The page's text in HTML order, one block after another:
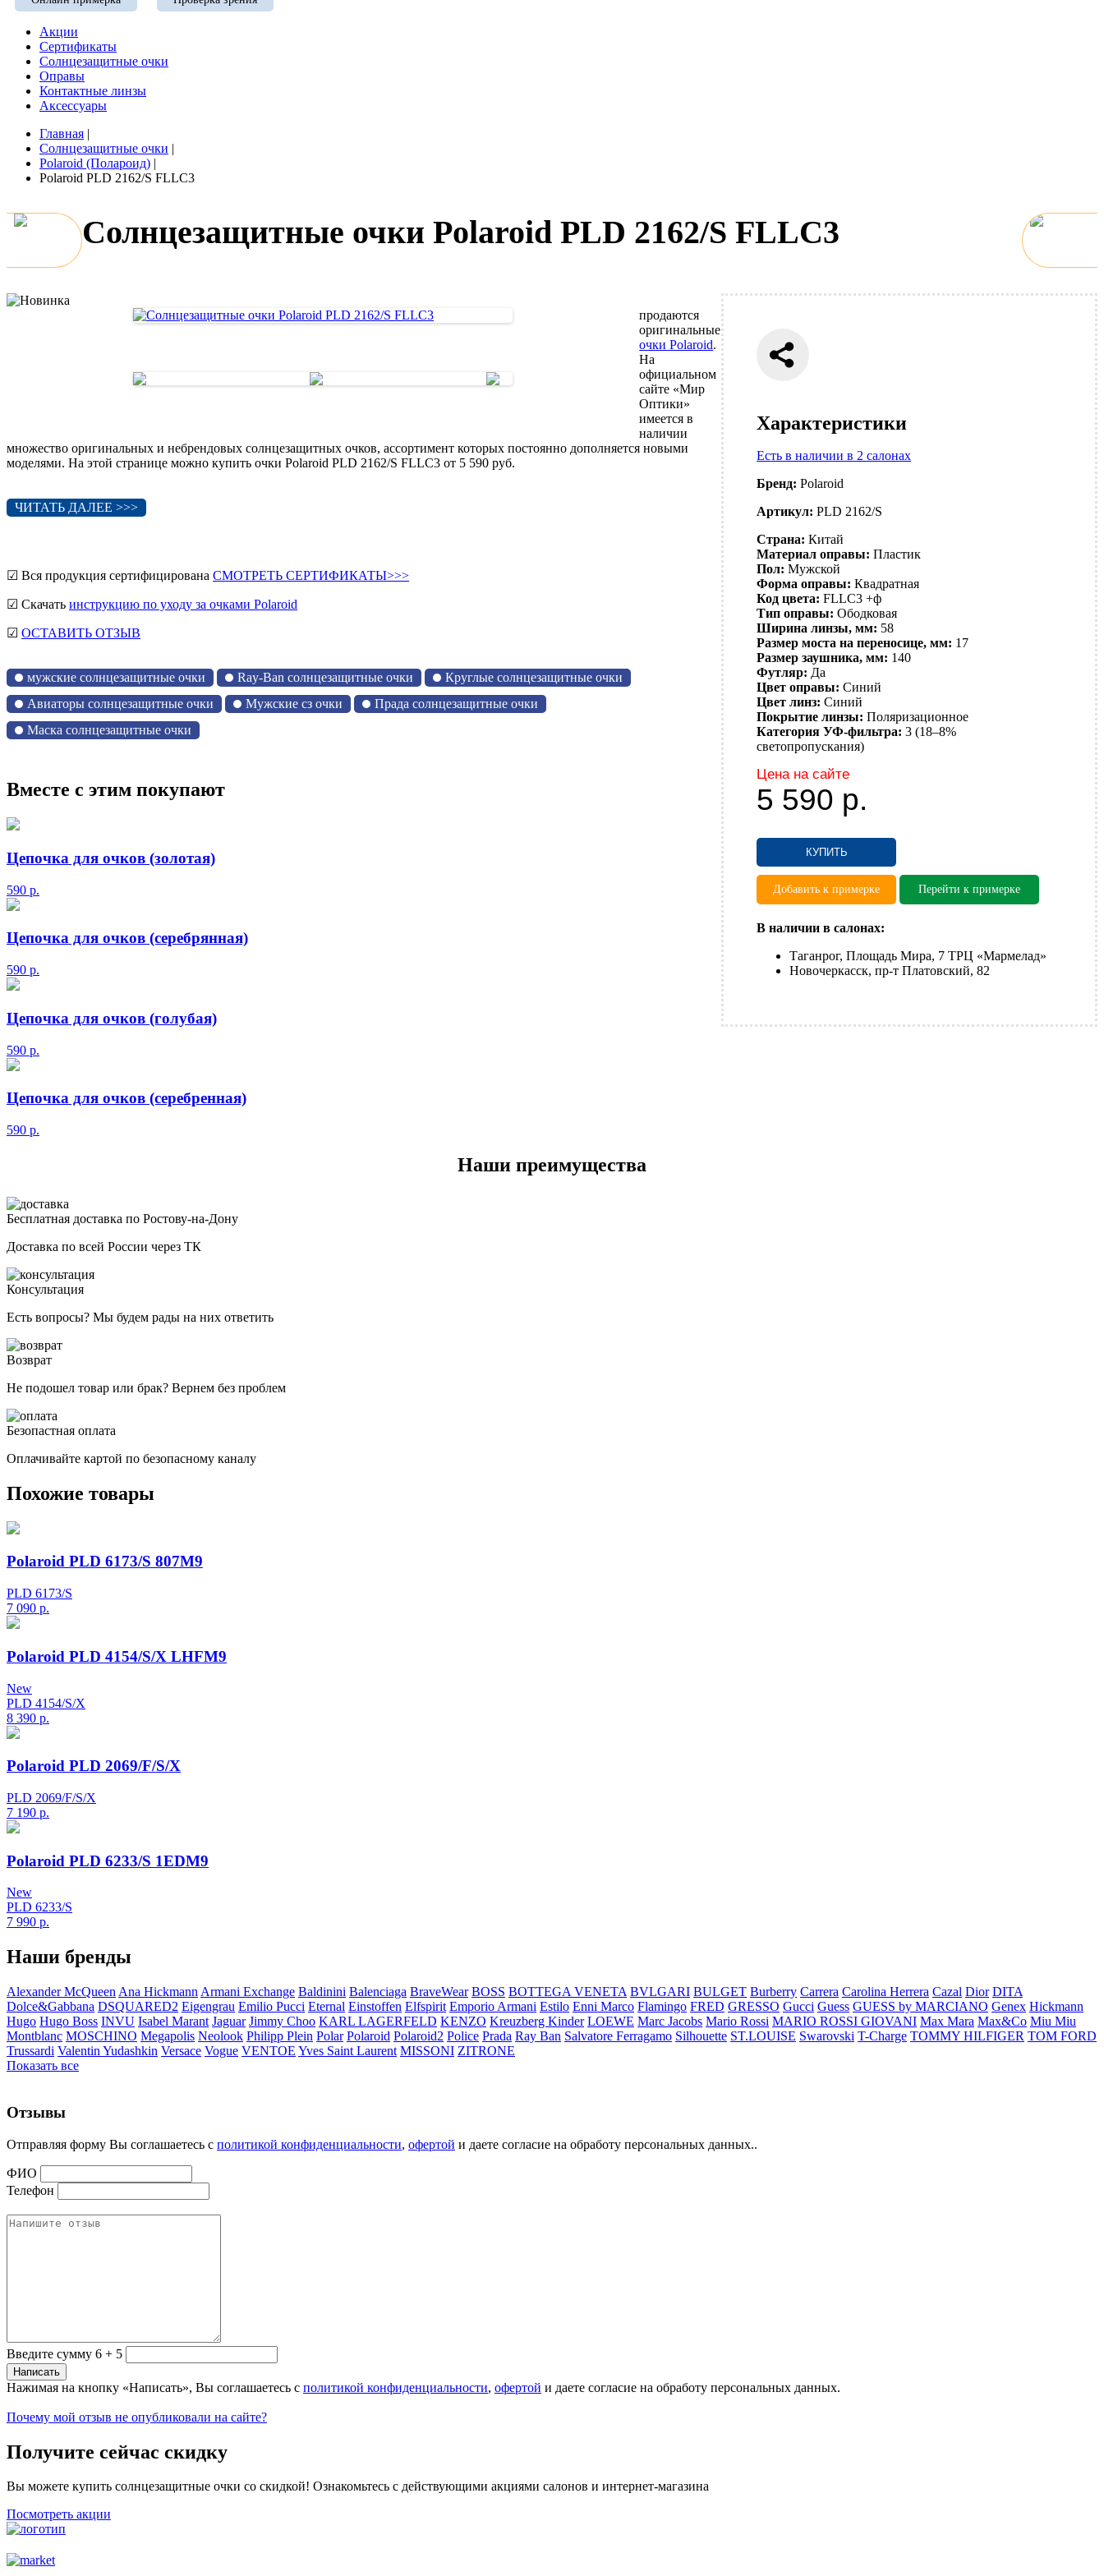
Акции
Сертификаты
Солнцезащитные очки
Оправы
Контактные линзы
Аксессуары
Главная |
Солнцезащитные очки |
Polaroid (Полароид) |
Polaroid PLD 2162/S FLLC3
Солнцезащитные очки Polaroid PLD 2162/S FLLC3
Характеристики
Есть в наличии в 2 салонах
Бренд:Polaroid
Артикул: PLD 2162/S
Страна: Китай
Материал оправы: Пластик
Пол: Мужской
Форма оправы: Квадратная
Код цвета: FLLC3 +ф
Тип оправы: Ободковая
Ширина линзы, мм: 58
Размер моста на переносице, мм: 17
Размер заушника, мм: 140
Футляр: Да
Цвет оправы: Синий
Цвет линз: Синий
Покрытие линзы: Поляризационное
Категория УФ-фильтра: 3 (18–8%
светопропускания)
Цена на сайте
5 590 р.
КУПИТЬ
Добавить к примерке Перейти к примерке
В наличии в салонах:
Таганрог, Площадь Мира, 7 ТРЦ «Мармелад»
Новочеркасск, пр-т Платовский, 82
продаются
оригинальные
очки Polaroid.
На
официальном
сайте «Мир
Оптики»
имеется в
наличии
множество оригинальных и небрендовых солнцезащитных очков, ассортимент которых постоянно дополняется новыми
моделями. На этой странице можно купить очки Polaroid PLD 2162/S FLLC3 от 5 590 руб.
ЧИТАТЬ ДАЛЕЕ >>>
☑ Вся продукция сертифицирована СМОТРЕТЬ СЕРТИФИКАТЫ>>>
☑ Скачать инструкцию по уходу за очками Polaroid
☑ ОСТАВИТЬ ОТЗЫВ
мужские солнцезащитные очки Ray-Ban солнцезащитные очки
Круглые солнцезащитные очки
Авиаторы солнцезащитные очки
Мужские сз очки
Прада солнцезащитные очки
Маска солнцезащитные очки
Вместе с этим покупают
Цепочка для очков (золотая)
590 р.
Цепочка для очков (серебрянная)
590 р.
Цепочка для очков (голубая)
590 р.
Цепочка для очков (серебренная)
590 р.
Наши преимущества
Бесплатная доставка по Ростову-на-Дону
Доставка по всей России через ТК
Консультация
Есть вопросы? Мы будем рады на них ответить
Возврат
Не подошел товар или брак? Вернем без проблем
Безопастная оплата
Оплачивайте картой по безопасному каналу
Похожие товары
Polaroid PLD 6173/S 807M9
PLD 6173/S
7 090 р.
Polaroid PLD 4154/S/X LHFM9
New
PLD 4154/S/X
8 390 р.
Polaroid PLD 2069/F/S/X
PLD 2069/F/S/X
7 190 р.
Polaroid PLD 6233/S 1EDM9
New
PLD 6233/S
7 990 р.
Наши бренды
Alexander McQueen Ana Hickmann Armani Exchange Baldinini Balenciaga BraveWear BOSS BOTTEGA VENETA BVLGARI BULGET Burberry Carrera Carolina Herrera Cazal Dior DITA
Dolce&Gabbana DSQUARED2 Eigengrau Emilio Pucci Eternal Einstoffen Elfspirit Emporio Armani Estilo Enni Marco Flamingo FRED GRESSO Gucci Guess GUESS by MARCIANO Genex Hickmann
Hugo Hugo Boss INVU Isabel Marant Jaguar Jimmy Choo KARL LAGERFELD KENZO Kreuzberg Kinder LOEWE Marc Jacobs Mario Rossi MARIO ROSSI GIOVANI Max Mara Max&Co Miu Miu
Montblanc MOSCHINO Megapolis Neolook Philipp Plein Polar Polaroid Polaroid2 Police Prada Ray Ban Salvatore Ferragamo Silhouette ST.LOUISE Swarovski T-Charge TOMMY HILFIGER TOM FORD
Trussardi Valentin Yudashkin Versace Vogue VENTOE Yves Saint Laurent MISSONI ZITRONE
Показать все
Отзывы
Отправляя форму Вы соглашаетесь с политикой конфиденциальности, офертой и даете согласие на обработу персональных данных..
ФИО
Телефон
Введите сумму 6 + 5
Нажимая на кнопку «Написать», Вы соглашаетесь с политикой конфиденциальности, офертой и даете согласие на обработу персональных данных.
Почему мой отзыв не опубликовали на сайте?
Получите сейчас скидку
Вы можете купить солнцезащитные очки со скидкой! Ознакомьтесь с действующими акциями салонов и интернет-магазина
Посмотреть акции